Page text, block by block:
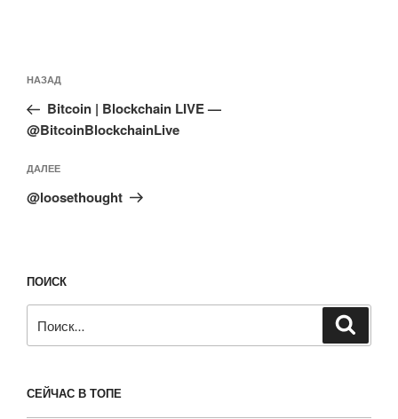
по
записям
Предыдущая
запись:
НАЗАД
Bitcoin | Blockchain LIVE —
@BitcoinBlockchainLive
Следующая
запись
ДАЛЕЕ
@loosethought
ПОИСК
СЕЙЧАС В ТОПЕ